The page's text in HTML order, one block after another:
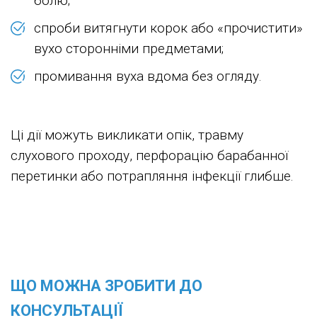
спроби витягнути корок або «прочистити»
вухо сторонніми предметами;
промивання вуха вдома без огляду.
Ці дії можуть викликати опік, травму
слухового проходу, перфорацію барабанної
перетинки або потрапляння інфекції глибше.
ЩО МОЖНА ЗРОБИТИ ДО
КОНСУЛЬТАЦІЇ